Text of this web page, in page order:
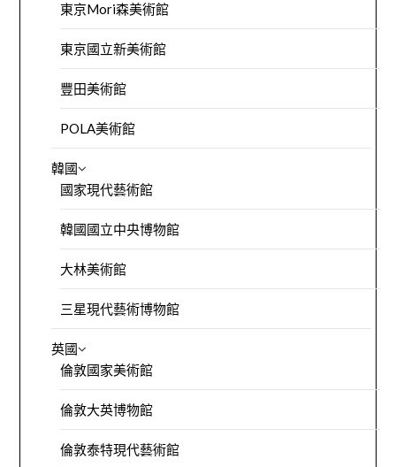
東京Mori森美術館
東京國立新美術館
豐田美術館
POLA美術館
韓國
國家現代藝術館
韓國國立中央博物館
大林美術館
三星現代藝術博物館
英國
倫敦國家美術館
倫敦大英博物館
倫敦泰特現代藝術館